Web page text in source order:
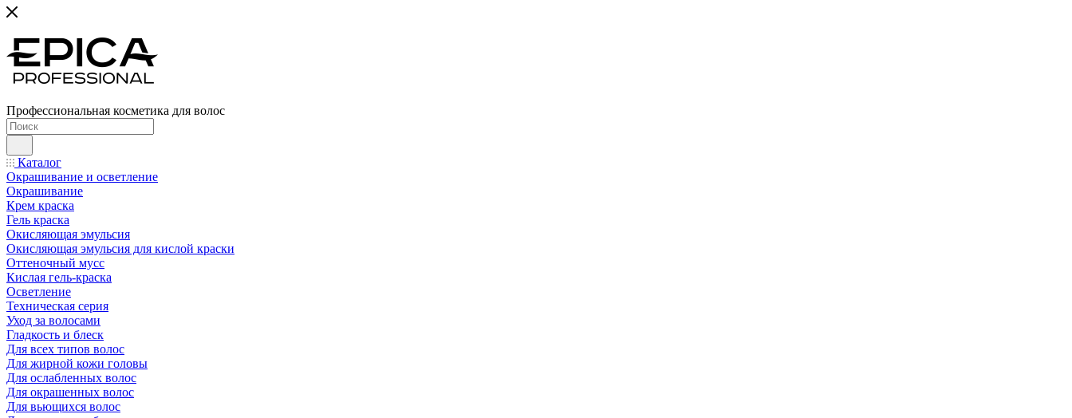
Профессиональная косметика для волос
Каталог
Окрашивание и осветление
Окрашивание
Крем краска
Гель краска
Окисляющая эмульсия
Окисляющая эмульсия для кислой краски
Оттеночный мусс
Кислая гель-краска
Осветление
Техническая серия
Уход за волосами
Гладкость и блеск
Для всех типов волос
Для жирной кожи головы
Для ослабленных волос
Для окрашенных волос
Для вьющихся волос